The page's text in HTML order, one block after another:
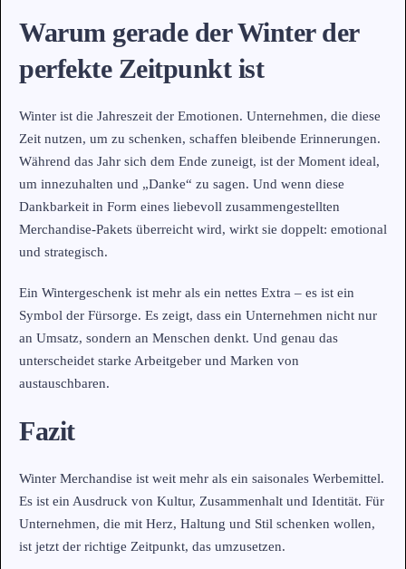
Warum gerade der Winter der
perfekte Zeitpunkt ist
Winter ist die Jahreszeit der Emotionen. Unternehmen, die diese
Zeit nutzen, um zu schenken, schaffen bleibende Erinnerungen.
Während das Jahr sich dem Ende zuneigt, ist der Moment ideal,
um innezuhalten und „Danke“ zu sagen. Und wenn diese
Dankbarkeit in Form eines liebevoll zusammengestellten
Merchandise-Pakets überreicht wird, wirkt sie doppelt: emotional
und strategisch.
Ein Wintergeschenk ist mehr als ein nettes Extra – es ist ein
Symbol der Fürsorge. Es zeigt, dass ein Unternehmen nicht nur
an Umsatz, sondern an Menschen denkt. Und genau das
unterscheidet starke Arbeitgeber und Marken von
austauschbaren.
Fazit
Winter Merchandise ist weit mehr als ein saisonales Werbemittel.
Es ist ein Ausdruck von Kultur, Zusammenhalt und Identität. Für
Unternehmen, die mit Herz, Haltung und Stil schenken wollen,
ist jetzt der richtige Zeitpunkt, das umzusetzen.